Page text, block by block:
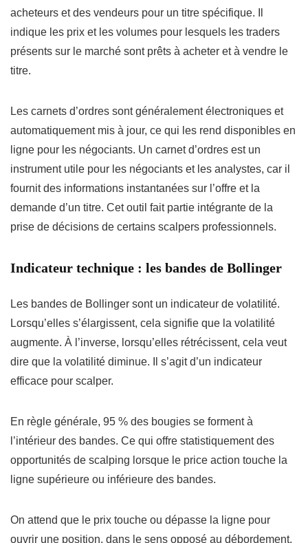
acheteurs et des vendeurs pour un titre spécifique. Il
indique les prix et les volumes pour lesquels les traders
présents sur le marché sont prêts à acheter et à vendre le
titre.
Les carnets d’ordres sont généralement électroniques et
automatiquement mis à jour, ce qui les rend disponibles en
ligne pour les négociants. Un carnet d’ordres est un
instrument utile pour les négociants et les analystes, car il
fournit des informations instantanées sur l’offre et la
demande d’un titre. Cet outil fait partie intégrante de la
prise de décisions de certains scalpers professionnels.
Indicateur technique : les bandes de Bollinger
Les bandes de Bollinger sont un indicateur de volatilité.
Lorsqu’elles s’élargissent, cela signifie que la volatilité
augmente. À l’inverse, lorsqu’elles rétrécissent, cela veut
dire que la volatilité diminue. Il s’agit d’un indicateur
efficace pour scalper.
En règle générale, 95 % des bougies se forment à
l’intérieur des bandes. Ce qui offre statistiquement des
opportunités de scalping lorsque le price action touche la
ligne supérieure ou inférieure des bandes.
On attend que le prix touche ou dépasse la ligne pour
ouvrir une position, dans le sens opposé au débordement.